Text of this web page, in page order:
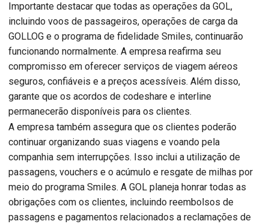
Importante destacar que todas as operações da GOL,
incluindo voos de passageiros, operações de carga da
GOLLOG e o programa de fidelidade Smiles, continuarão
funcionando normalmente. A empresa reafirma seu
compromisso em oferecer serviços de viagem aéreos
seguros, confiáveis e a preços acessíveis. Além disso,
garante que os acordos de codeshare e interline
permanecerão disponíveis para os clientes.
A empresa também assegura que os clientes poderão
continuar organizando suas viagens e voando pela
companhia sem interrupções. Isso inclui a utilização de
passagens, vouchers e o acúmulo e resgate de milhas por
meio do programa Smiles. A GOL planeja honrar todas as
obrigações com os clientes, incluindo reembolsos de
passagens e pagamentos relacionados a reclamações de